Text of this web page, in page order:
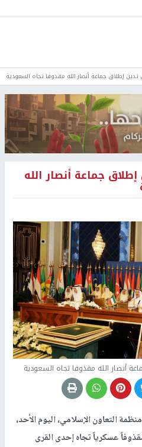
تدين إطلاق جماعة أنصار الله مقذوفا تجاه السعودية
جماعة أنصار الله
أنصار الله مقذوفا تجاه السعودية
التعاون الإسلامي، اليوم الأحد،
عسكرياً تجاه إحدى القرى